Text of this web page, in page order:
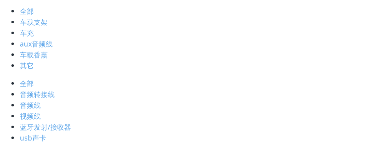
全部
车载支架
车充
aux音频线
车载香薰
其它
全部
音频转接线
音频线
视频线
蓝牙发射/接收器
usb声卡